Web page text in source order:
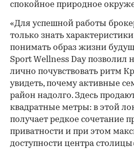
спокойное природное
«Для успешной работы
только знать
понимать образ жизни
Sport Wellness Day позволил
лично почувствовать ритм
увидеть, почему активные
район надолго. Здесь
квадратные метры: в этой
получает редкое сочетание
приватности и при этом
доступности центра